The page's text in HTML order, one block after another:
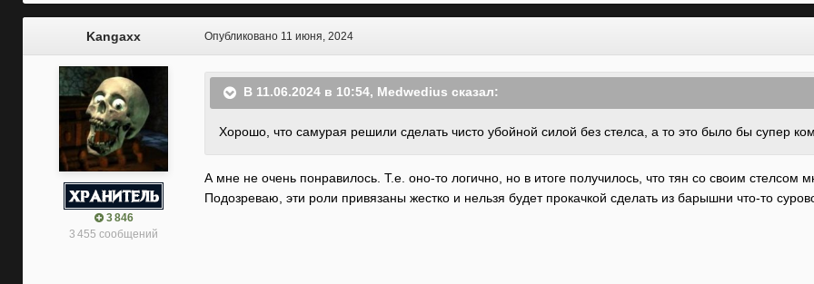
Kangaxx
3 846
3 455 сообщений
Опубликовано 11 июня, 2024
В 11.06.2024 в 10:54, Medwedius сказал:
Хорошо, что самурая решили сделать чисто убойной силой без стелса, а то это было бы супер
А мне не очень понравилось. Т.е. оно-то логично, но в итоге получилось, что тян со своим стелсом
Подозреваю, эти роли привязаны жестко и нельзя будет прокачкой сделать из барышни что-то